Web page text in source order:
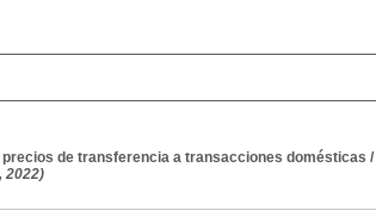
de transferencia a transacciones domésticas /
2022)